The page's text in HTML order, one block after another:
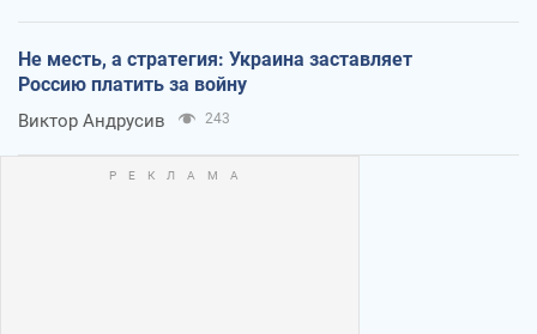
Не месть, а стратегия: Украина заставляет
Россию платить за войну
Виктор Андрусив 243